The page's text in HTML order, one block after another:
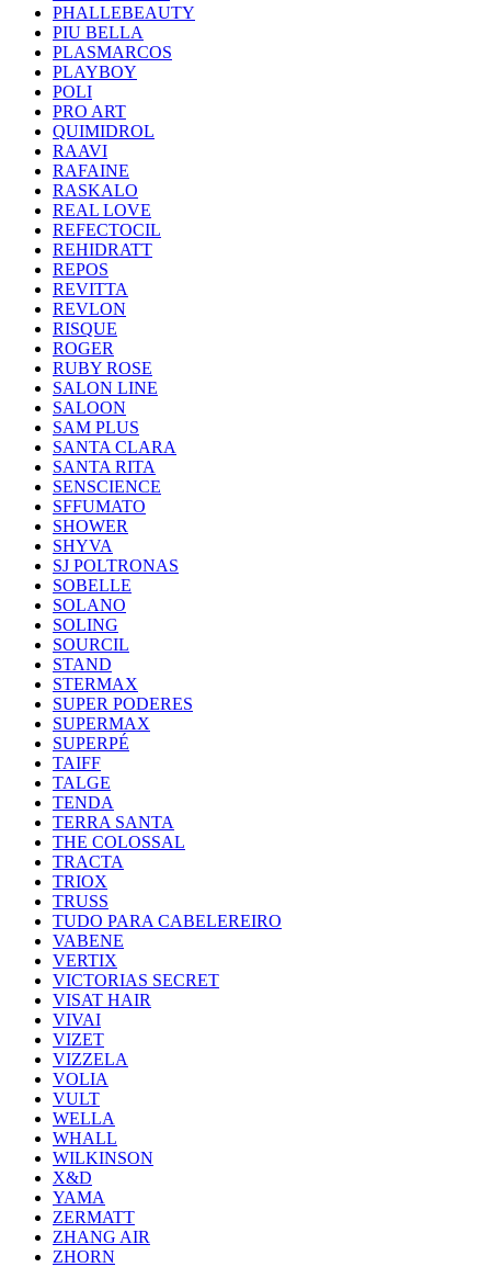
PHALLEBEAUTY
PIU BELLA
PLASMARCOS
PLAYBOY
POLI
PRO ART
QUIMIDROL
RAAVI
RAFAINE
RASKALO
REAL LOVE
REFECTOCIL
REHIDRATT
REPOS
REVITTA
REVLON
RISQUE
ROGER
RUBY ROSE
SALON LINE
SALOON
SAM PLUS
SANTA CLARA
SANTA RITA
SENSCIENCE
SFFUMATO
SHOWER
SHYVA
SJ POLTRONAS
SOBELLE
SOLANO
SOLING
SOURCIL
STAND
STERMAX
SUPER PODERES
SUPERMAX
SUPERPÉ
TAIFF
TALGE
TENDA
TERRA SANTA
THE COLOSSAL
TRACTA
TRIOX
TRUSS
TUDO PARA CABELEREIRO
VABENE
VERTIX
VICTORIAS SECRET
VISAT HAIR
VIVAI
VIZET
VIZZELA
VOLIA
VULT
WELLA
WHALL
WILKINSON
X&D
YAMA
ZERMATT
ZHANG AIR
ZHORN